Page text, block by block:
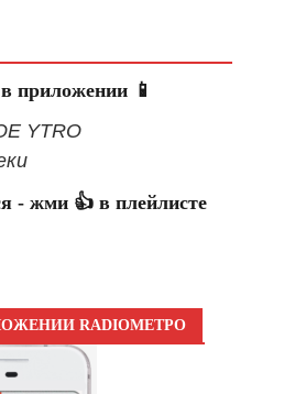
приложении 📱
YTRO
- жми 👍 в плейлисте
RADIOМЕТРО